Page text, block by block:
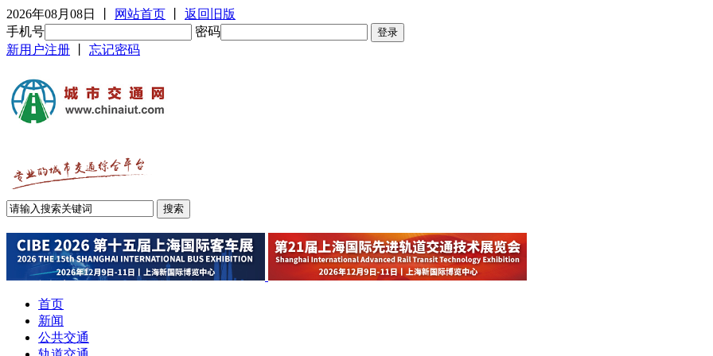
2026年08月08日 网站首页
返回旧版
手机号
密码
新用户注册
忘记密码
首页
新闻
公共交通